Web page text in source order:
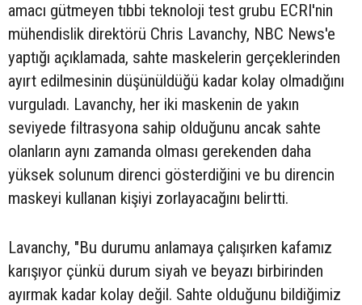
amacı gütmeyen tıbbi teknoloji test grubu ECRI'nin
mühendislik direktörü Chris Lavanchy, NBC News'e
yaptığı açıklamada, sahte maskelerin gerçeklerinden
ayırt edilmesinin düşünüldüğü kadar kolay olmadığını
vurguladı. Lavanchy, her iki maskenin de yakın
seviyede filtrasyona sahip olduğunu ancak sahte
olanların aynı zamanda olması gerekenden daha
yüksek solunum direnci gösterdiğini ve bu direncin
maskeyi kullanan kişiyi zorlayacağını belirtti.
Lavanchy, "Bu durumu anlamaya çalışırken kafamız
karışıyor çünkü durum siyah ve beyazı birbirinden
ayırmak kadar kolay değil. Sahte olduğunu bildiğimiz